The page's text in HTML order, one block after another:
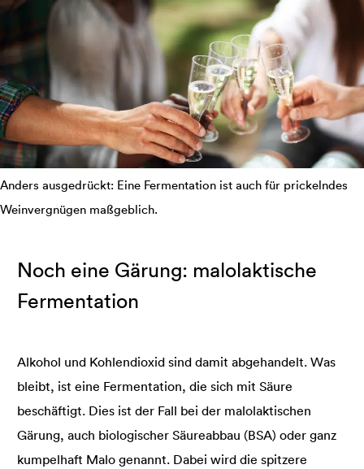
Anders ausgedrückt: Eine Fermentation ist auch für prickelndes
Weinvergnügen maßgeblich.
Noch eine Gärung: malolaktische
Fermentation
Alkohol und Kohlendioxid sind damit abgehandelt. Was
bleibt, ist eine Fermentation, die sich mit Säure
beschäftigt. Dies ist der Fall bei der malolaktischen
Gärung, auch biologischer Säureabbau (BSA) oder ganz
kumpelhaft Malo genannt. Dabei wird die spitzere